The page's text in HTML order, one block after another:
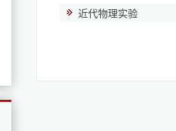
近代物理实验